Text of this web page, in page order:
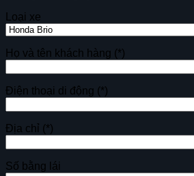
Loại xe
Họ và tên khách hàng (*)
Điện thoại di động (*)
Địa chỉ (*)
Số bằng lái